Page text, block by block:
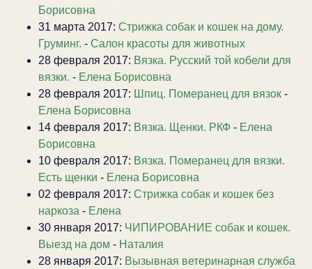
Борисовна
31 марта 2017: Стрижка собак и кошек на дому.
Груминг. - Салон красоты для животных
28 февраля 2017: Вязка. Русский той кобели для
вязки. - Елена Борисовна
28 февраля 2017: Шпиц. Померанец для вязок -
Елена Борисовна
14 февраля 2017: Вязка. Щенки. РКФ - Елена
Борисовна
10 февраля 2017: Вязка. Померанец для вязки.
Есть щенки - Елена Борисовна
02 февраля 2017: Стрижка собак и кошек без
наркоза - Елена
30 января 2017: ЧИПИРОВАНИЕ собак и кошек.
Выезд на дом - Наталия
28 января 2017: Вызывная ветеринарная служба